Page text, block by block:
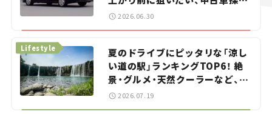
をお手伝い――ちょっとイケてるマ
イカー選び #02
2026.06.30
夏のドライブにピッタリな「涼し
い道の駅」ランキングTOP6！ 絶
景・グルメ・天然クーラーなど、避
暑におすすめのスポットを紹介
Lifestyle
2026.07.19